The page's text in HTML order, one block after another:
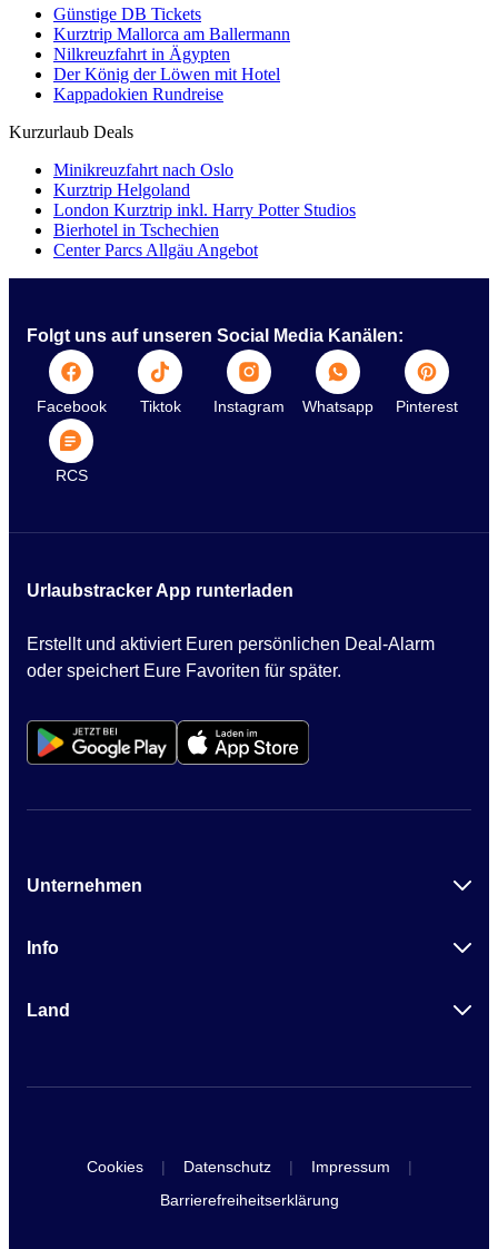
Günstige DB Tickets
Kurztrip Mallorca am Ballermann
Nilkreuzfahrt in Ägypten
Der König der Löwen mit Hotel
Kappadokien Rundreise
Kurzurlaub Deals
Minikreuzfahrt nach Oslo
Kurztrip Helgoland
London Kurztrip inkl. Harry Potter Studios
Bierhotel in Tschechien
Center Parcs Allgäu Angebot